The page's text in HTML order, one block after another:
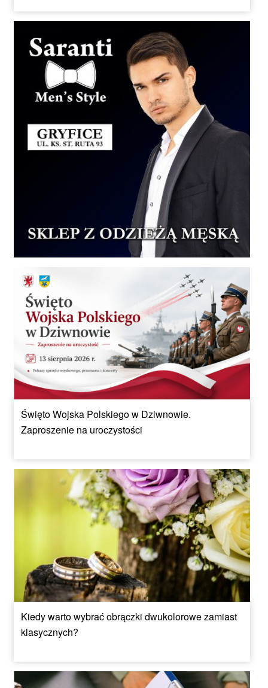
Święto Wojska Polskiego w Dziwnowie.
Zaproszenie na uroczystości
Kiedy warto wybrać obrączki dwukolorowe zamiast
klasycznych?